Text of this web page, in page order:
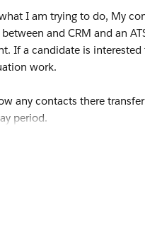
I am trying to do, My
and CRM and an
If a candidate is interested
work.
any contacts there
period.